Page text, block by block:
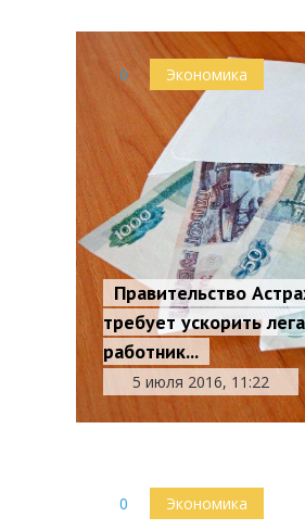
0 Экономика
Правительство
требует ускорить
работник...
5 июля 2016, 11:22
0 Экономика